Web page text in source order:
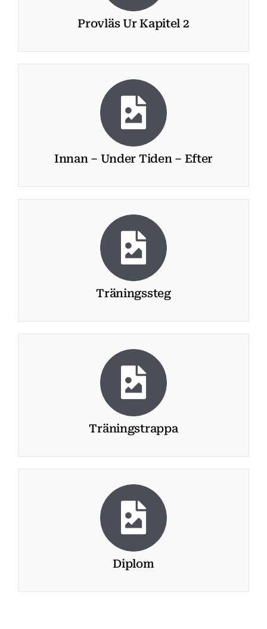
Provläs Ur Kapitel 2
Innan – Under Tiden – Efter
Träningssteg
Träningstrappa
Diplom